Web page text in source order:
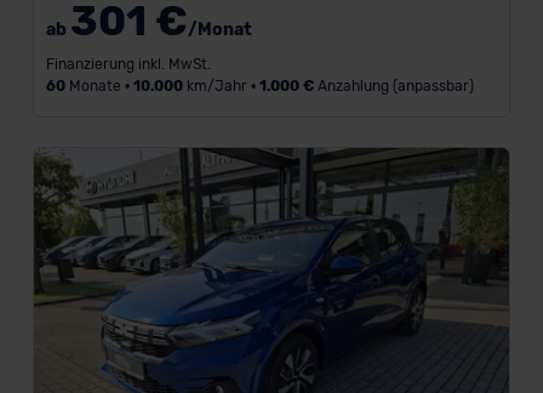
a
u
e
i
t
i
n
M
ab 301 €/Monat
Finanzierung inkl. MwSt.
60Monate • 10.000km/Jahr • 1.000 €Anzahlung (anpassbar)